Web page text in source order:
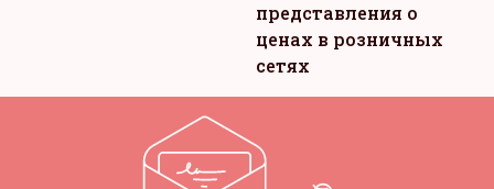
представления о
ценах в розничных
сетях